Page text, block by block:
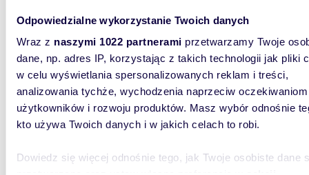
Odpowiedzialne wykorzystanie Twoich danych
Wraz z naszymi 1022 partnerami przetwarzamy Twoje
dane, np. adres IP, korzystając z takich technologii jak pliki
w celu wyświetlania spersonalizowanych reklam i treści,
analizowania tychże, wychodzenia naprzeciw oczekiwaniom
użytkowników i rozwoju produktów. Masz wybór odnośnie
kto używa Twoich danych i w jakich celach to robi.
Dowiedz się więcej odnośnie tego, jak Twoje osobiste dane